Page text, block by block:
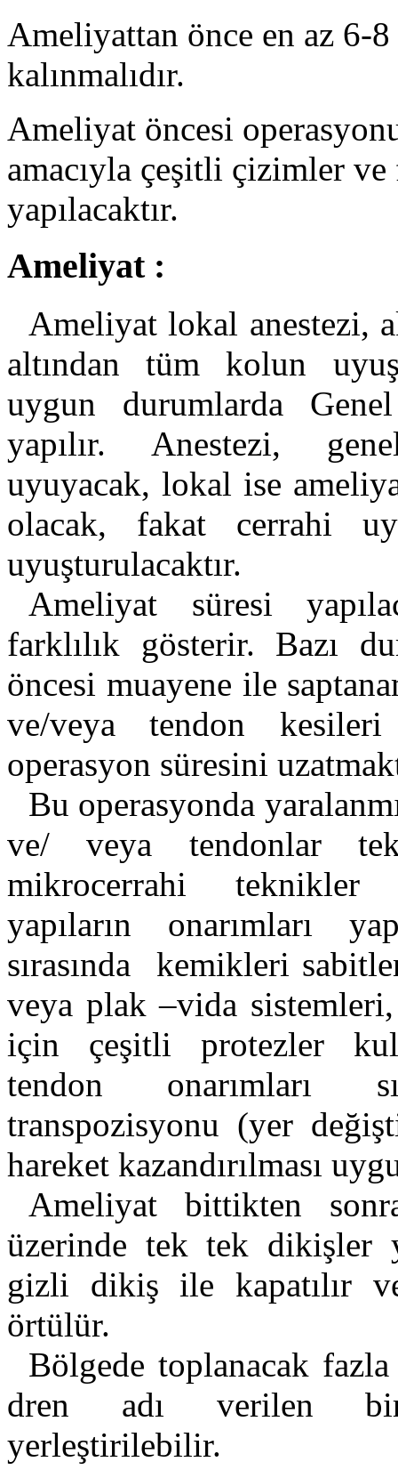
Ameliyattan önce en az 6-8
kalınmalıdır.
Ameliyat öncesi
amacıyla çeşitli çizimler
yapılacaktır.
Ameliyat :
Ameliyat lokal anestezi,
altından tüm kolun
uygun durumlarda
yapılır. Anestezi,
uyuyacak, lokal ise
olacak, fakat cerrahi
uyuşturulacaktır.
Ameliyat süresi
farklılık gösterir. Bazı
öncesi muayene ile
ve/veya tendon
operasyon süresini
Bu operasyonda
ve/ veya tendonlar
mikrocerrahi teknikler
yapıların onarımları
sırasında kemikleri
veya plak –vida sistemleri,
için çeşitli protezler
tendon onarımları
transpozisyonu (yer
hareket kazandırılması
Ameliyat bittikten
üzerinde tek tek dikişler
gizli dikiş ile kapatılır
örtülür.
Bölgede toplanacak fazla
dren adı verilen
yerleştirilebilir.